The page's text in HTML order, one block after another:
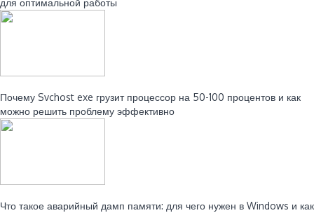
для оптимальной работы
Почему Svchost exe грузит процессор на 50-100 процентов и как
можно решить проблему эффективно
Что такое аварийный дамп памяти: для чего нужен в Windows и как